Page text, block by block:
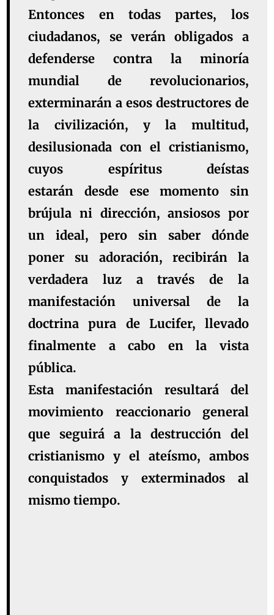
Entonces en todas partes, los
ciudadanos, se verán obligados a
defenderse contra la minoría
mundial de revolucionarios,
exterminarán a esos destructores de
la civilización, y la multitud,
desilusionada con el cristianismo,
cuyos espíritus deístas
estarán desde ese momento sin
brújula ni dirección, ansiosos por
un ideal, pero sin saber dónde
poner su adoración, recibirán la
verdadera luz a través de la
manifestación universal de la
doctrina pura de Lucifer, llevado
finalmente a cabo en la vista
pública.
Esta manifestación resultará del
movimiento reaccionario general
que seguirá a la destrucción del
cristianismo y el ateísmo, ambos
conquistados y exterminados al
mismo tiempo.